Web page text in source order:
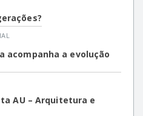
acompanha a evolução
AU – Arquitetura e